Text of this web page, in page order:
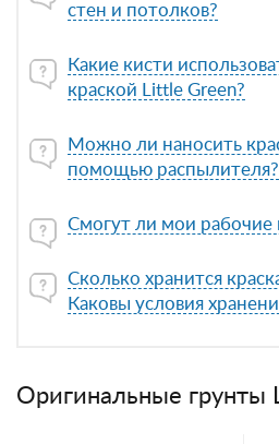
стен и потолков?
Какие кисти
краской Little Green?
Можно ли наносить
помощью распылителя?
Смогут ли мои рабочие
Сколько хранится
Каковы условия
Оригинальные грунты